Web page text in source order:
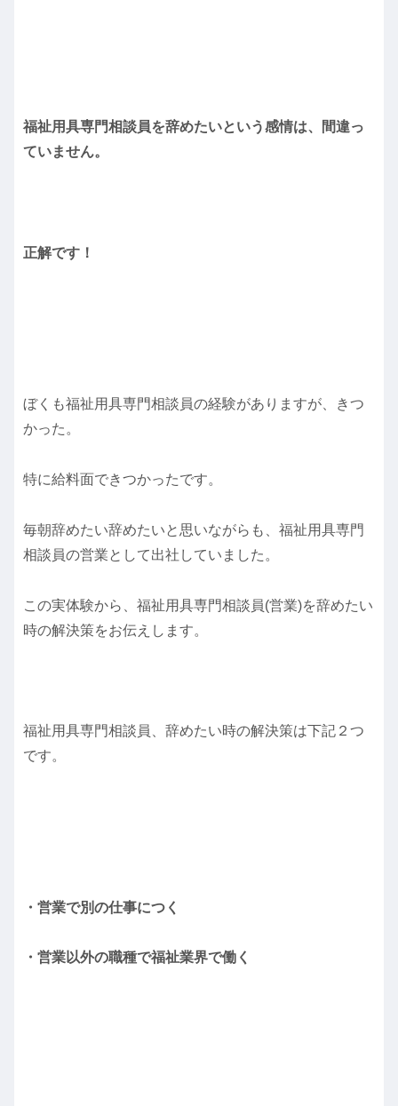
福祉用具専門相談員を辞めたいという感情は、間違っ
ていません。
正解です！
ぼくも福祉用具専門相談員の経験がありますが、きつ
かった。
特に給料面できつかったです。
毎朝辞めたい辞めたいと思いながらも、福祉用具専門
相談員の営業として出社していました。
この実体験から、福祉用具専門相談員(営業)を辞めたい
時の解決策をお伝えします。
福祉用具専門相談員、辞めたい時の解決策は下記２つ
です。
・営業で別の仕事につく
・営業以外の職種で福祉業界で働く